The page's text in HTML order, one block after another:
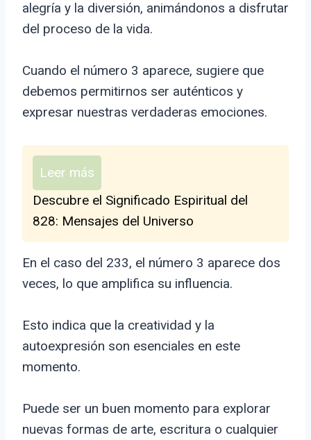
alegría y la diversión, animándonos a disfrutar
del proceso de la vida.
Cuando el número 3 aparece, sugiere que
debemos permitirnos ser auténticos y
expresar nuestras verdaderas emociones.
Leer más
Descubre el Significado Espiritual del
828: Mensajes del Universo
En el caso del 233, el número 3 aparece dos
veces, lo que amplifica su influencia.
Esto indica que la creatividad y la
autoexpresión son esenciales en este
momento.
Puede ser un buen momento para explorar
nuevas formas de arte, escritura o cualquier